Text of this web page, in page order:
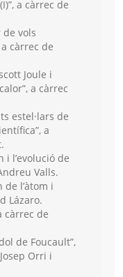
a càrrec de
de vols
càrrec de
Joule i
a càrrec
estel·lars de
a
i l’evolució de
Valls.
de l’àtom i
Lázaro.
càrrec de
de Foucault”,
Orri i